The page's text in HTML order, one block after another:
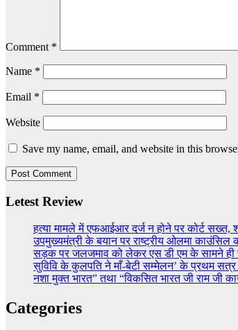
Comment *
Name *
Email *
Website
Save my name, email, and website in this
Letest Review
हत्या मामले में एफआईआर दर्ज न होने पर कोर्ट सख्त,
उपमुख्यमंत्री के बयान पर राष्ट्रीय ओलमा काउंसिल
सड़क पर जलजमाव को लेकर एस डी एम के सामने ही
सुविवि के कुलपति ने माँ-बेटी सम्मेलन’ के प्रथम सत्र
नशा मुक्त भारत” तथा “विकसित भारत जी राम जी
Categories